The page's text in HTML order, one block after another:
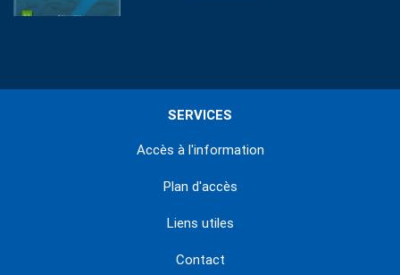
SERVICES
Accès à l'information
Plan d'accès
Liens utiles
Contact